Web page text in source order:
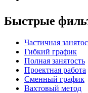
Быстрые
Частичная
Гибкий график
Полная занятость
Проектная работа
Сменный график
Вахтовый метод